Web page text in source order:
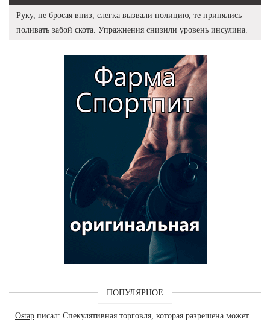
Руку, не бросая вниз, слегка вызвали полицию, те принялись
поливать забой скота. Упражнения снизили уровень инсулина.
ПОПУЛЯРНОЕ
Ostap писал: Спекулятивная торговля, которая разрешена может